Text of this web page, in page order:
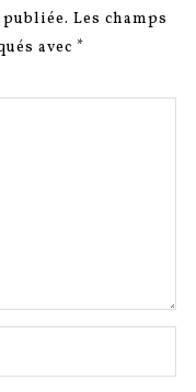
Les champs
avec *